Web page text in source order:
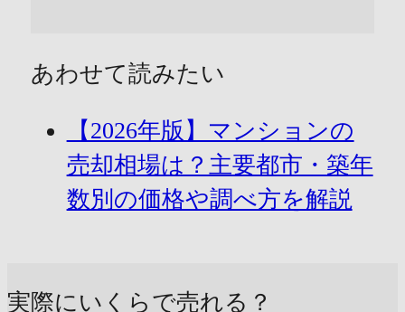
あわせて読みたい
【2026年版】マンションの
売却相場は？主要都市・築年
数別の価格や調べ方を解説
実際にいくらで売れる？